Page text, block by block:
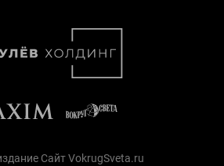
Сайт VokrugSveta.ru